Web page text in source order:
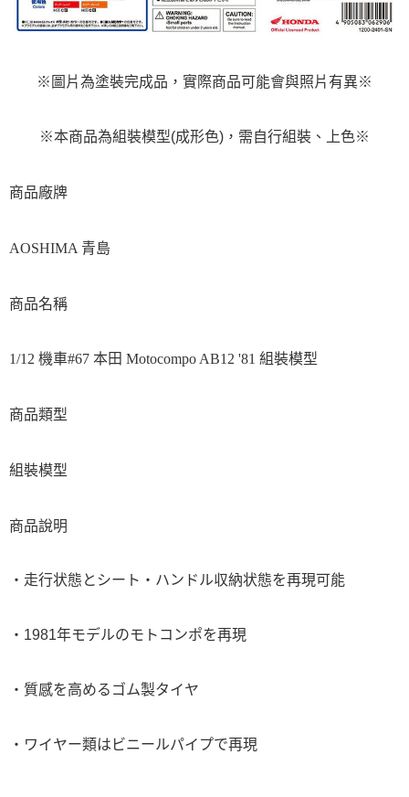
※圖片為塗裝完成品，實際商品可能會與照片有異※
※本商品為組裝模型(成形色)，需自行組裝、上色※
商品廠牌
AOSHIMA 青島
商品名稱
1/12 機車#67 本田 Motocompo AB12 '81 組裝模型
商品類型
組裝模型
商品說明
・走行状態とシート・ハンドル収納状態を再現可能
・1981年モデルのモトコンポを再現
・質感を高めるゴム製タイヤ
・ワイヤー類はビニールパイプで再現